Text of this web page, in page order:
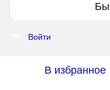
Войти
В избранное